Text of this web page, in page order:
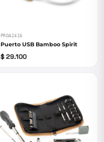
PROA2416
Puerto USB Bamboo Spirit
$ 29.100